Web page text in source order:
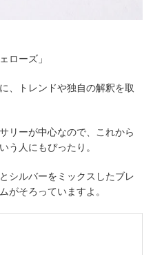
ローズ」
、トレンドや独自の解釈を取
リーが中心なので、これから
う人にもぴったり。
シルバーをミックスしたブレ
がそろっていますよ。